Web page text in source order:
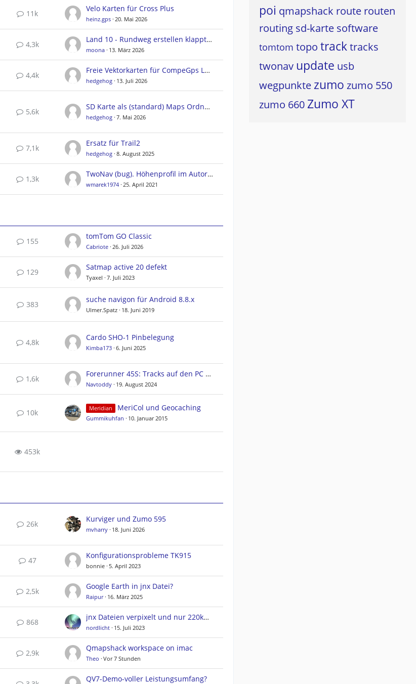
11k
Velo Karten für Cross Plus
heinz.gps 20. Mai 2026
4,3k
Land 10 - Rundweg erstellen klappt nicht
moona 13. März 2026
4,4k
Freie Vektorkarten für CompeGps Land/Air und Twonav
hedgehog 13. Juli 2026
5,6k
SD Karte als (standard) Maps Ordner in TwoNAV 6 für Android einstellen/wählen
hedgehog 7. Mai 2026
7,1k
Ersatz für Trail2
hedgehog 8. August 2025
1,3k
TwoNav (bug). Höhenprofil im Autorouting-Modus.
wmarek1974 25. April 2021
155
tomTom GO Classic
Cabriote 26. Juli 2026
129
Satmap active 20 defekt
Tyaxel 7. Juli 2023
383
suche navigon für Android 8.8.x
Ulmer.Spatz 18. Juni 2019
4,8k
Cardo SHO-1 Pinbelegung
Kimba173 6. Juni 2025
1,6k
Forerunner 45S: Tracks auf den PC ziehen
Navtoddy 19. August 2024
10k Meridian MeriCol und Geocaching
Gummikuhfan 10. Januar 2015
453k
26k
Kurviger und Zumo 595
mvharry 18. Juni 2026
47
Konfigurationsprobleme TK915
bonnie 5. April 2023
2,5k
Google Earth in jnx Datei?
Raipur 16. März 2025
868
jnx Dateien verpixelt und nur 220kb groß
nordlicht 15. Juli 2023
2,9k
Qmapshack workspace on imac
Theo Vor 7 Stunden
QV7-Demo-voller Leistungsumfang?
poi qmapshack route routen
routing sd-karte software
tomtom topo tracktracks
twonav update usb
wegpunkte zumo zumo 550
zumo 660 Zumo XT